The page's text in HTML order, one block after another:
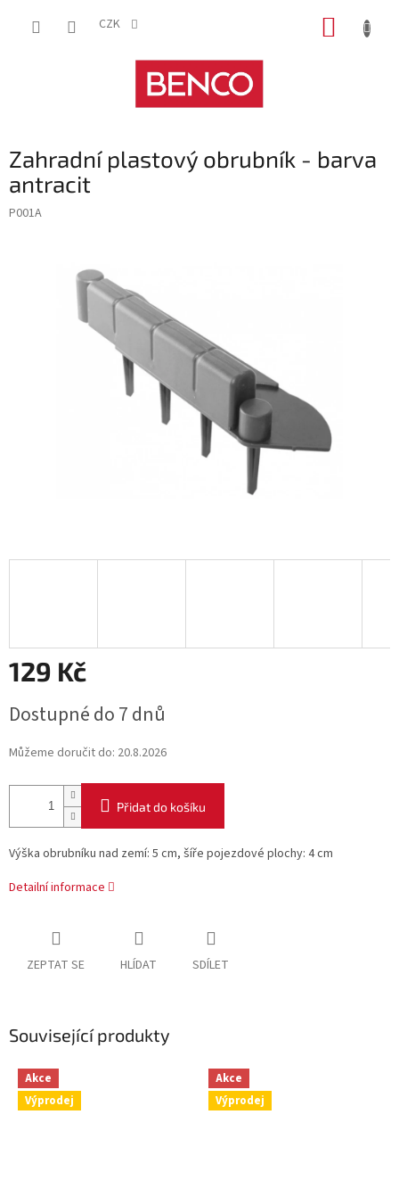
CZK
Zahradní plastový obrubník - barva
antracit
P001A
129 Kč
cena:
Dostupné do 7 dnů
Můžeme doručit do: 20.8.2026
Přidat do košíku
Výška obrubníku nad zemí: 5 cm, šíře pojezdové plochy: 4 cm
Detailní informace
ZEPTAT SE HLÍDAT SDÍLET
Související produkty
Akce
Výprodej
Akce
Výprodej